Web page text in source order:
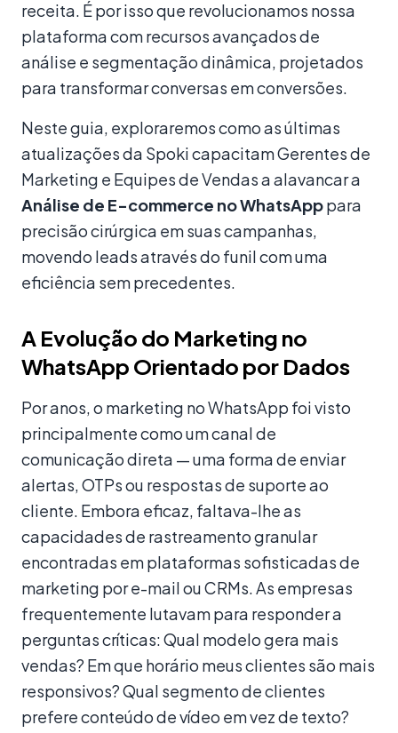
receita. É por isso que revolucionamos nossa
plataforma com recursos avançados de
análise e segmentação dinâmica, projetados
para transformar conversas em conversões.
Neste guia, exploraremos como as últimas
atualizações da Spoki capacitam Gerentes de
Marketing e Equipes de Vendas a alavancar a
Análise de E-commerce no WhatsApppara
precisão cirúrgica em suas campanhas,
movendo leads através do funil com uma
eficiência sem precedentes.
A Evolução do Marketing no
WhatsApp Orientado por Dados
Por anos, o marketing no WhatsApp foi visto
principalmente como um canal de
comunicação direta — uma forma de enviar
alertas, OTPs ou respostas de suporte ao
cliente. Embora eficaz, faltava-lhe as
capacidades de rastreamento granular
encontradas em plataformas sofisticadas de
marketing por e-mail ou CRMs. As empresas
frequentemente lutavam para responder a
perguntas críticas: Qual modelo gera mais
vendas? Em que horário meus clientes são mais
responsivos? Qual segmento de clientes
prefere conteúdo de vídeo em vez de texto?